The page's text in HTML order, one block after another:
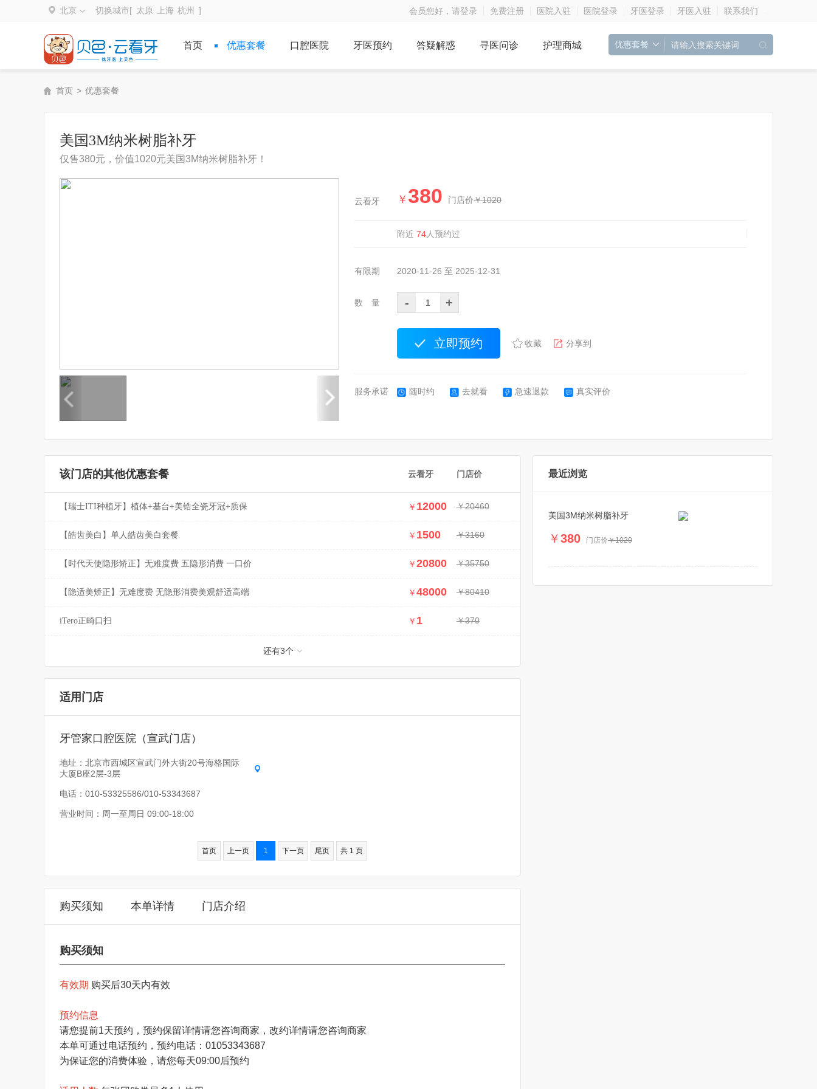
北京 切换城市[ 太原 上海 杭州 ] 会员您好，请登录 免费注册 医院入驻 医院登录 牙医登录 牙医入驻 联系我们
首页 优惠套餐 口腔医院 牙医预约 答疑解惑 寻医问诊 护理商城
首页 > 优惠套餐
美国3M纳米树脂补牙
仅售380元，价值1020元美国3M纳米树脂补牙！
云看牙 ￥ 380 门店价￥1020
附近 74人预约过
有限期 2020-11-26 至 2025-12-31
数 量 - +
立即预约 收藏 分享到
服务承诺 随时约 去就看 急速退款 真实评价
该门店的其他优惠套餐 云看牙 门店价
【瑞士ITI种植牙】植体+基台+美锆全瓷牙冠+质保 ￥ 12000 ￥20460
【皓齿美白】单人皓齿美白套餐 ￥ 1500 ￥3160
【时代天使隐形矫正】无难度费 五隐形消费 一口价 ￥20800 ￥35750
【隐适美矫正】无难度费 无隐形消费美观舒适高端 ￥48000 ￥80410
iTero正畸口扫 ￥ 1 ￥370
还有3个
适用门店
牙管家口腔医院（宣武门店）
地址：北京市西城区宣武门外大街20号海格国际
大厦B座2层-3层
电话：010-53325586/010-53343687
营业时间：周一至周日 09:00-18:00
首页 上一页 1 下一页 尾页 共 1 页
购买须知 本单详情 门店介绍
购买须知
有效期 购买后30天内有效
预约信息
请您提前1天预约，预约保留详情请您咨询商家，改约详情请您咨询商家
本单可通过电话预约，预约电话：01053343687
为保证您的消费体验，请您每天09:00后预约
最近浏览
美国3M纳米树脂补牙
￥380 门店价￥1020